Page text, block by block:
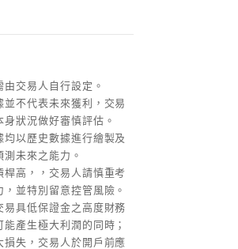
交易人自行設定。
並不代表未來獲利，交易
身狀況做好審慎評估。
均以歷史數據進行繪製及
未來之能力。
桿高，，交易人請慎重考
，並特別留意控管風險。
易具低保證金之高度財務
產生極大利潤的同時；
損失，交易人於開戶前應